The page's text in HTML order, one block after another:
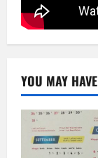
YOU MAY